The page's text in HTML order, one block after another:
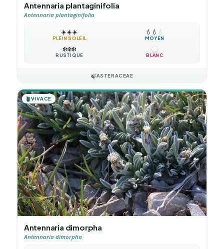
Antennaria plantaginifolia
Antennaria plantaginifolia
☀️☀️☀️
PLEIN SOLEIL
💧 💧 💧
MOYEN
❄️❄️❄️
RUSTIQUE BLANC
🍃ASTERACEAE
🪴VIVACE
Antennaria dimorpha
Antennaria dimorpha